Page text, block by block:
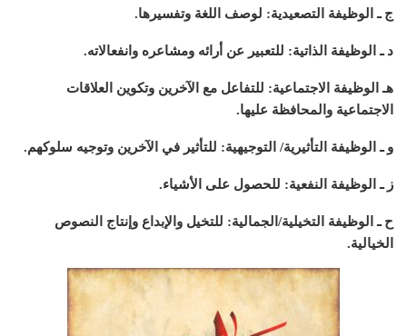
ج ـ الوظيفة التصعيدية: لوصف اللغة وتفسيرها.
د ـ الوظيفة الذاتية: للتعبير عن أرائه ومشاعره وانفعالاته.
هـ الوظيفة الاجتماعية: للتفاعل مع الآخرين وتكوين العلاقات
الاجتماعية والمحافظة عليها.
و ـ الوظيفة التأثيرية/ التوجيهية: للتأثير في الآخرين وتوجيه سلوكهم.
ز ـ الوظيفة النفعية: للحصول على الأشياء.
ح ـ الوظيفة التخيلية/الجمالية: للتخيل والإبداع وإنتاج النصوص
الخيالية.